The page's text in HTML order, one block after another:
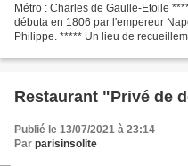
Métro : Charles de Gaulle-Etoile
débuta en 1806 par l'empereur
Philippe. ***** Un lieu de
Restaurant "Privé de
Publié le 13/07/2021 à 23:14
Par parisinsolite